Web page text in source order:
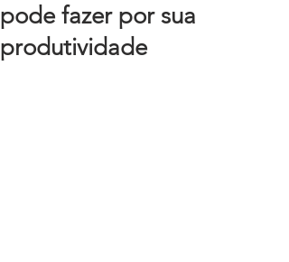
pode fazer por sua
produtividade